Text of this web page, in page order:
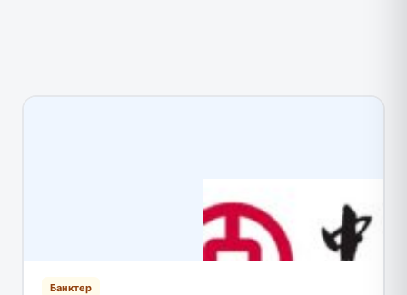
Банктер